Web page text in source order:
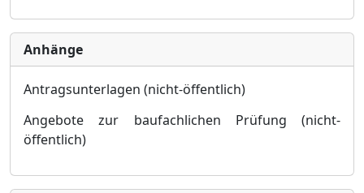
Anhänge
Antragsunterlagen (nicht-öffentlich)
Angebote zur baufachlichen Prüfung (nicht-
öffentlich)